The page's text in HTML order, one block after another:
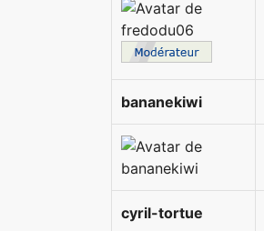
bananekiwi
cyril-tortue